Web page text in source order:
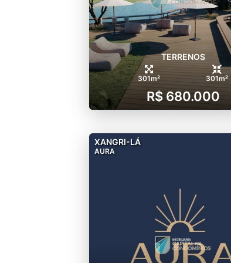
TERRENOS
301m² 301m²
R$ 680.000
XANGRI-LÁ
AURA